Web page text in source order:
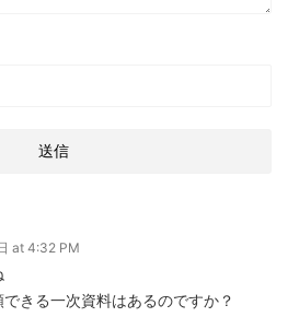
at 4:32 PM
きる一次資料はあるのですか？